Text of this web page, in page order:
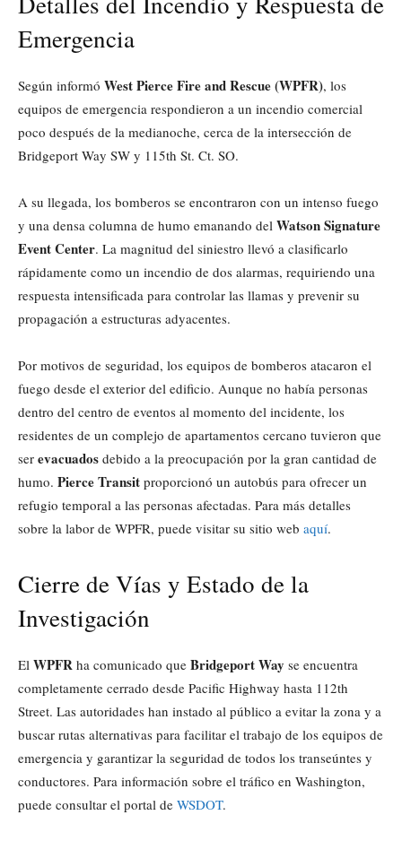
Emergencia
Según informó West Pierce Fire and Rescue (WPFR), los
equipos de emergencia respondieron a un incendio comercial
poco después de la medianoche, cerca de la intersección de
Bridgeport Way SW y 115th St. Ct. SO.
A su llegada, los bomberos se encontraron con un intenso fuego
y una densa columna de humo emanando del Watson Signature
Event Center. La magnitud del siniestro llevó a clasificarlo
rápidamente como un incendio de dos alarmas, requiriendo una
respuesta intensificada para controlar las llamas y prevenir su
propagación a estructuras adyacentes.
Por motivos de seguridad, los equipos de bomberos atacaron el
fuego desde el exterior del edificio. Aunque no había personas
dentro del centro de eventos al momento del incidente, los
residentes de un complejo de apartamentos cercano tuvieron que
ser evacuados debido a la preocupación por la gran cantidad de
humo. Pierce Transit proporcionó un autobús para ofrecer un
refugio temporal a las personas afectadas. Para más detalles
sobre la labor de WPFR, puede visitar su sitio web aquí.
Cierre de Vías y Estado de la
Investigación
El WPFR ha comunicado que Bridgeport Way se encuentra
completamente cerrado desde Pacific Highway hasta 112th
Street. Las autoridades han instado al público a evitar la zona y a
buscar rutas alternativas para facilitar el trabajo de los equipos de
emergencia y garantizar la seguridad de todos los transeúntes y
conductores. Para información sobre el tráfico en Washington,
puede consultar el portal de WSDOT.